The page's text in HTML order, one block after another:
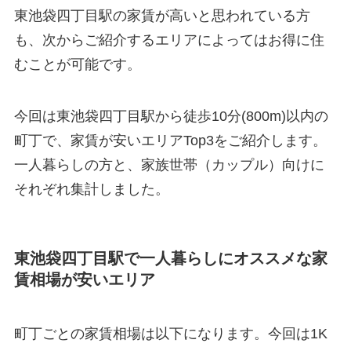
東池袋四丁目駅の家賃が高いと思われている方
も、次からご紹介するエリアによってはお得に住
むことが可能です。
今回は東池袋四丁目駅から徒歩10分(800m)以内の
町丁で、家賃が安いエリアTop3をご紹介します。
一人暮らしの方と、家族世帯（カップル）向けに
それぞれ集計しました。
東池袋四丁目駅で一人暮らしにオススメな家
賃相場が安いエリア
町丁ごとの家賃相場は以下になります。今回は1K